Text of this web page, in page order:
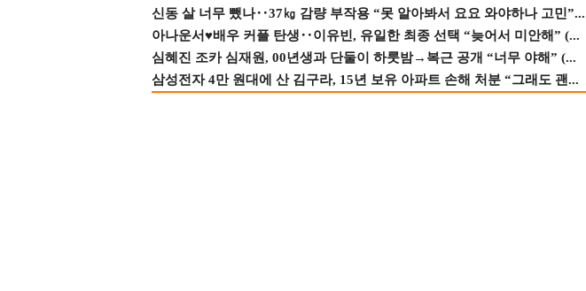
신동 살 너무 뺐나‥37㎏ 감량 부작용 “못 알아봐서 요요 와야하나 고민”...
아나운서♥배우 커플 탄생‥이유빈, 유일한 최종 선택 “늦어서 미안해” (...
심혜진 조카 심재원, 00년생과 단둘이 하룻밤→복근 공개 “너무 야해” (...
삼성전자 4만 원대에 산 김구라, 15년 보유 아파트 손해 처분 “그래도 괜...